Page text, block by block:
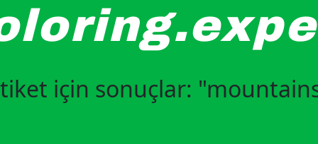
için sonuçlar: